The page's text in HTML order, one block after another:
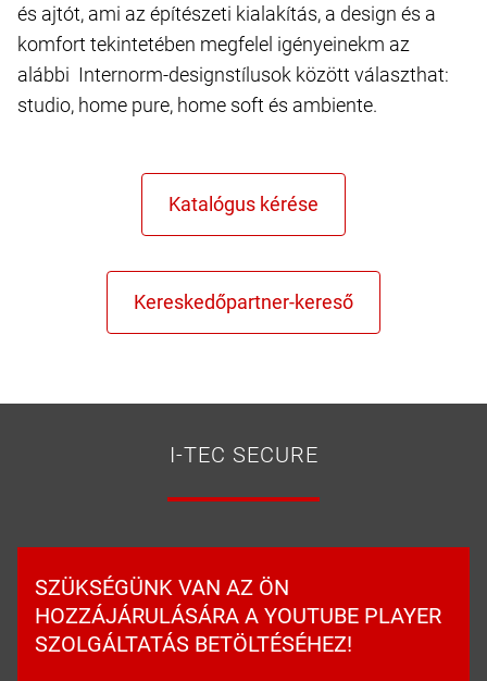
és ajtót, ami az építészeti kialakítás, a design és a
komfort tekintetében megfelel igényeinekm az
alábbi Internorm-designstílusok között választhat:
studio, home pure, home soft és ambiente.
I-TEC SECURE
SZÜKSÉGÜNK VAN AZ ÖN
HOZZÁJÁRULÁSÁRA A YOUTUBE PLAYER
SZOLGÁLTATÁS BETÖLTÉSÉHEZ!